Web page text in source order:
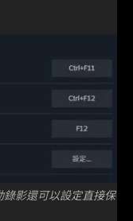
影還可以設定直接保